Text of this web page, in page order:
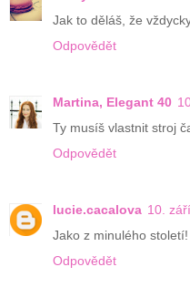
Jak to děláš, že
Odpovědět
Martina, Elegant 40
Ty musíš vlastnit stroj
Odpovědět
lucie.cacalova 10.
Jako z minulého
Odpovědět